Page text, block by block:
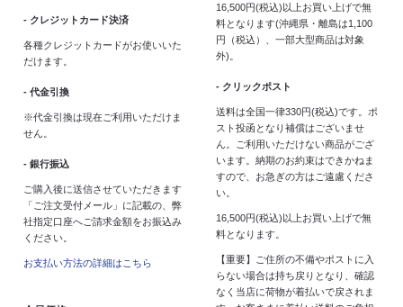
- クレジットカード決済
各種クレジットカードがお使いいた
だけます。
- 代金引換
※代金引換は現在ご利用いただけま
せん。
- 銀行振込
ご購入後に送信させていただきます
「ご注文受付メール」に記載の、弊
社指定口座へご請求金額をお振込み
ください。
お支払い方法の詳細はこちら
16,500円(税込)以上お買い上げで無
料となります(沖縄県・離島は1,100
円（税込）、一部大型商品は対象
外)。
- クリックポスト
送料は全国一律330円(税込)です。ポ
スト投函となり補償はございませ
ん。ご利用いただけない商品がござ
います。納期のお約束はできかねま
すので、お急ぎの方はご遠慮くださ
い。
16,500円(税込)以上お買い上げで無
料となります。
【重要】ご住所の不備やポストに入
らない場合は持ち戻りとなり、確認
なく当店に荷物が着払いで戻されま